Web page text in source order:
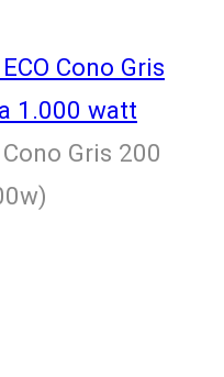
Cono Gris
1.000 watt
Gris 200